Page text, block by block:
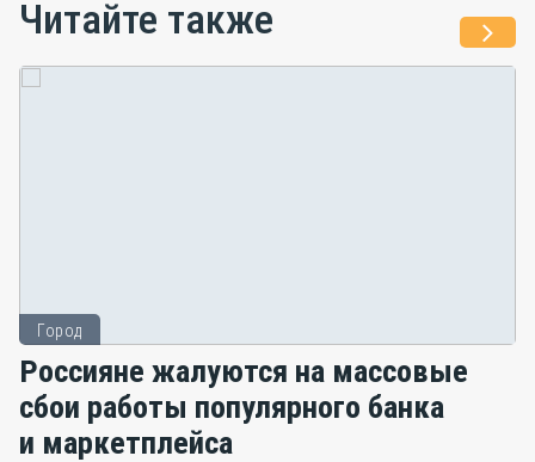
Читайте также
Город
Россияне жалуются на массовые
сбои работы популярного банка
и маркетплейса